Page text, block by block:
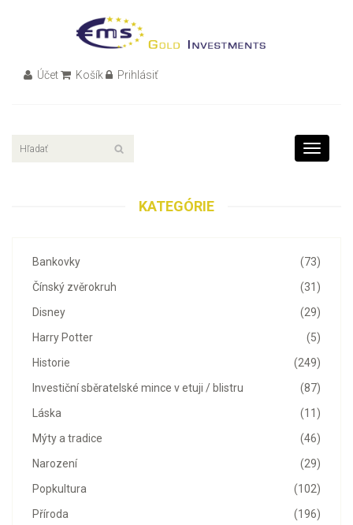
Účet Košík Prihlásiť
Toggle
KATEGÓRIE
(73)
Bankovky
(31)
Čínský zvěrokruh
(29)
Disney
(5)
Harry Potter
(249)
Historie
(87)
Investiční sběratelské mince v etuji / blistru
(11)
Láska
(46)
Mýty a tradice
(29)
Narození
(102)
Popkultura
(196)
Příroda